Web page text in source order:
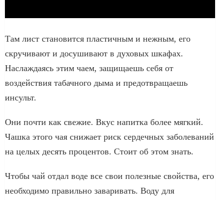
Там лист становится пластичным и нежным, его
скручивают и досушивают в духовых шкафах.
Наслаждаясь этим чаем, защищаешь себя от
воздействия табачного дыма и предотвращаешь
инсульт.
Они почти как свежие. Вкус напитка более мягкий.
Чашка этого чая снижает риск сердечных заболеваний
на целых десять процентов. Стоит об этом знать.
Чтобы чай отдал воде все свои полезные свойства, его
необходимо правильно заваривать. Воду для